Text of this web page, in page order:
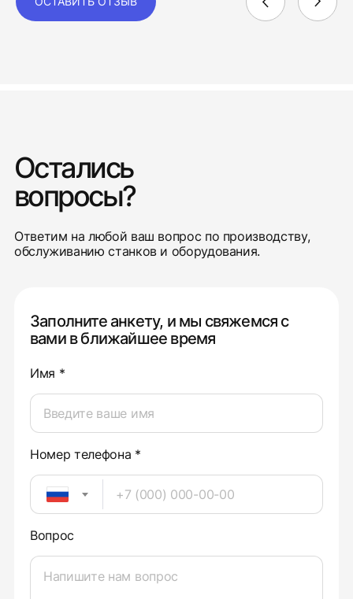
Остались
вопросы?
Ответим на любой ваш вопрос по производству,
обслуживанию станков и оборудования.
Заполните анкету, и мы свяжемся с
вами в ближайшее время
Имя *
Номер телефона *
Вопрос